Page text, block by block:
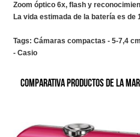
Zoom óptico 6x, flash y
La vida estimada de la batería es de
Tags: Cámaras compactas - 5-7,4
- Casio
Comparativa productos de la